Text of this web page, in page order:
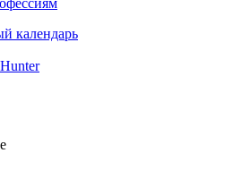
календарь